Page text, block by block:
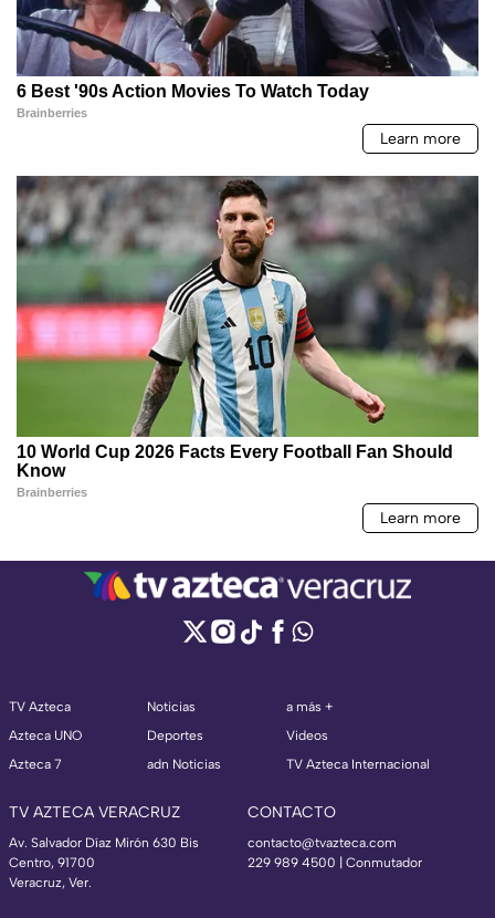
TV Azteca
Azteca UNO
Azteca 7
Noticias
Deportes
adn Noticias
a más +
Videos
TV Azteca Internacional
TV AZTECA VERACRUZ
Av. Salvador Díaz Mirón 630 Bis
Centro, 91700
Veracruz, Ver.
CONTACTO
contacto@tvazteca.com
229 989 4500 | Conmutador